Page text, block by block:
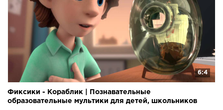
6:4
Фиксики - Кораблик | Познавательные
образовательные мультики для детей, школьников